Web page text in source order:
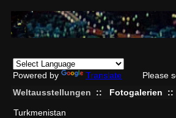
Powered by Translate
Please
Weltausstellungen
:: Fotogalerien ::
Turkmenistan